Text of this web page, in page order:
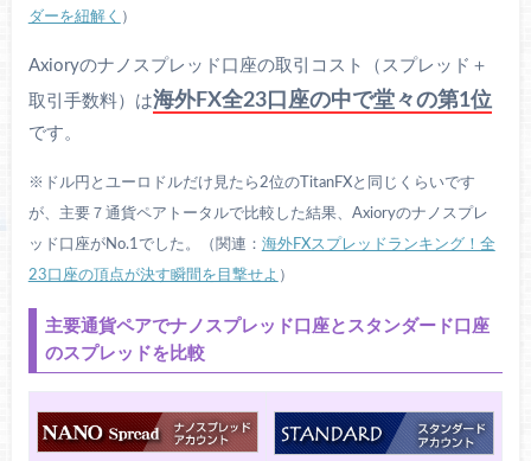
ダーを紐解く ）
Axioryのナノスプレッド口座の取引コスト（スプレッド＋
取引手数料）は海外FX全23口座の中で堂々の第1位
です。
※ドル円とユーロドルだけ見たら2位のTitanFXと同じくらいです
が、主要７通貨ペアトータルで比較した結果、Axioryのナノスプレ
ッド口座がNo.1でした。
（関連： 海外FXスプレッドランキング！全
23口座の頂点が決す瞬間を目撃せよ ）
主要通貨ペアでナノスプレッド口座とスタンダード口座
のスプレッドを比較